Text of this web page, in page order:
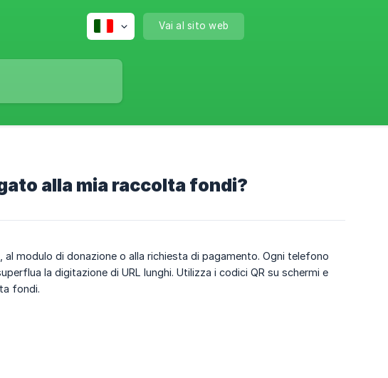
Vai al sito web
alla mia raccolta fondi?
modulo di donazione o alla richiesta di pagamento. Ogni telefono
la digitazione di URL lunghi. Utilizza i codici QR su schermi e
fondi.